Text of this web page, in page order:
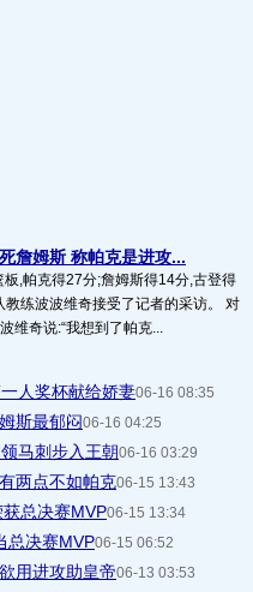
詹姆斯 称帕克是进攻...
,帕克得27分;詹姆斯得14分,古登得
教练波波维奇接受了记者的采访。 对
维奇说:“我想到了帕克...
人奖杯献给娇妻06-16 08:35
斯最郁闷06-16 04:25
马刺步入王朝06-16 03:29
两点不如帕克06-15 13:43
总决赛MVP06-15 13:34
总决赛MVP06-15 06:52
用进攻助皇帝06-13 03:53